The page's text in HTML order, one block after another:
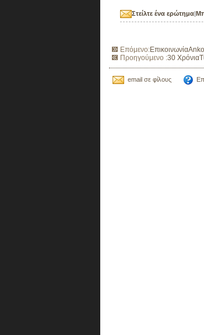
Στείλτε ένα ερώτημα|
Επόμενο:
Προηγούμενο :30
email σε φίλους